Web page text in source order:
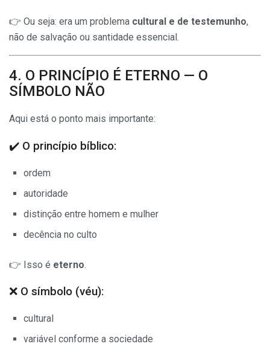
👉 Ou seja: era um problema cultural e de testemunho,
não de salvação ou santidade essencial.
4. O PRINCÍPIO É ETERNO — O
SÍMBOLO NÃO
Aqui está o ponto mais importante:
✔️ O princípio bíblico:
ordem
autoridade
distinção entre homem e mulher
decência no culto
👉 Isso é eterno.
❌ O símbolo (véu):
cultural
variável conforme a sociedade